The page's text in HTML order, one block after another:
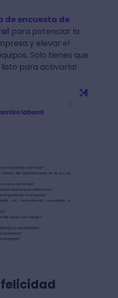
de encuesta de
para potenciar la
y elevar el
Solo tienes que
para activarla!
felicidad